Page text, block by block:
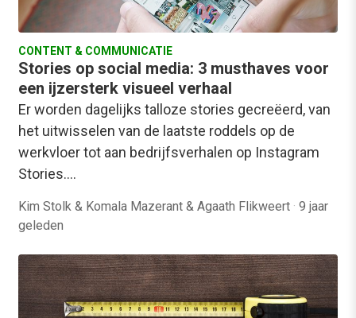
CONTENT & COMMUNICATIE
Stories op social media: 3 musthaves voor
een ijzersterk visueel verhaal
Er worden dagelijks talloze stories gecreëerd, van
het uitwisselen van de laatste roddels op de
werkvloer tot aan bedrijfsverhalen op Instagram
Stories.…
Kim Stolk & Komala Mazerant & Agaath Flikweert · 9 jaar
geleden